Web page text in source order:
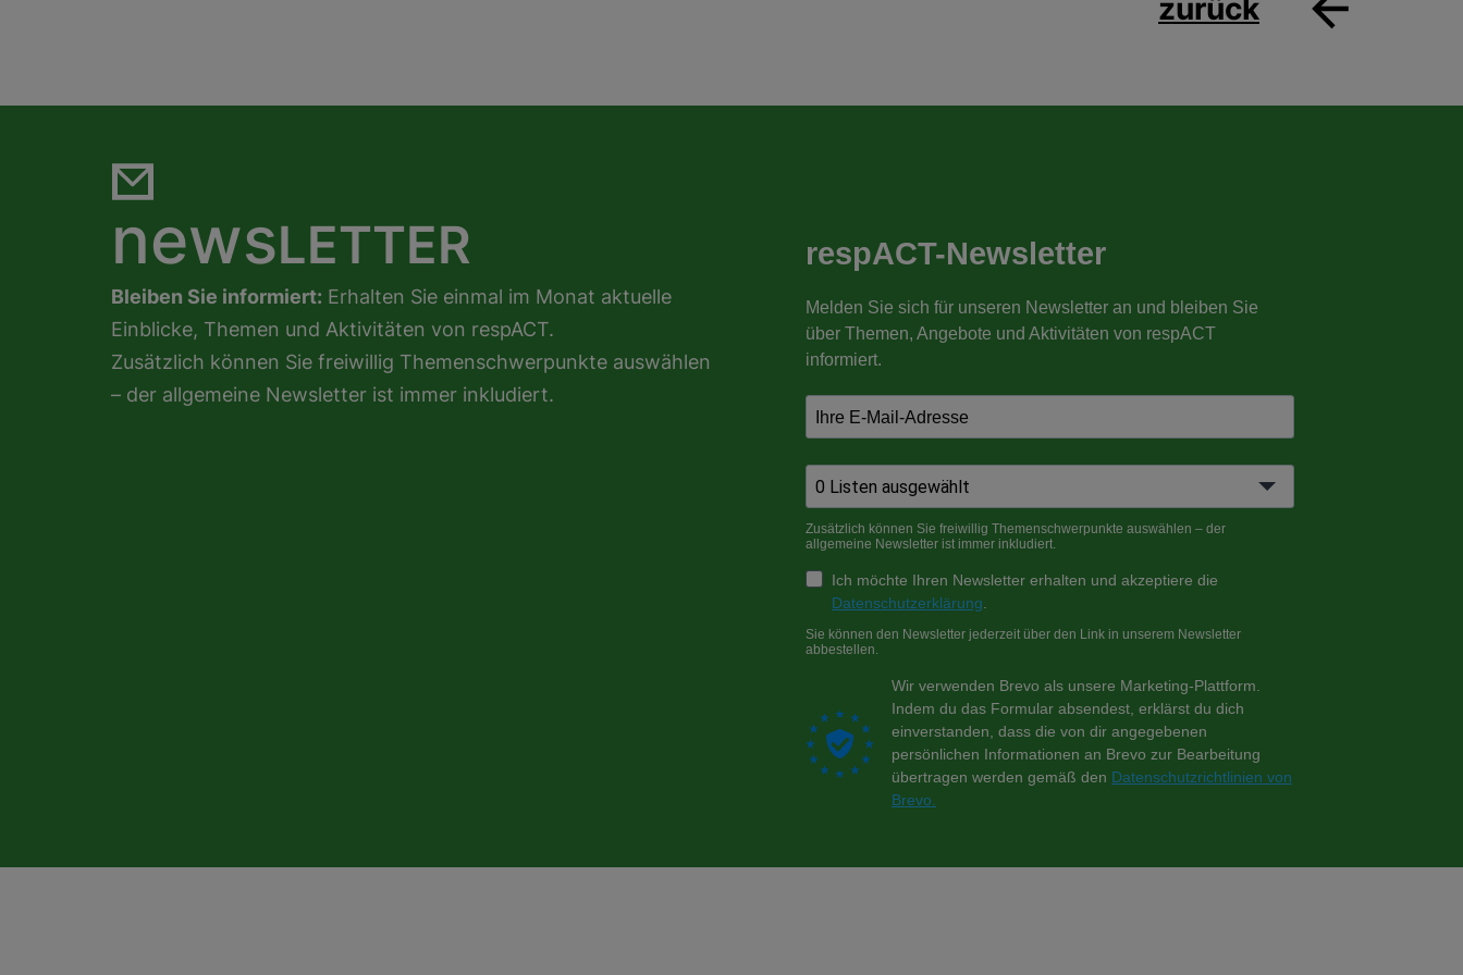
zurück
newsLETTER
Bleiben Sie informiert: Erhalten Sie einmal im Monat aktuelle
Einblicke, Themen und Aktivitäten von respACT.
Zusätzlich können Sie freiwillig Themenschwerpunkte auswählen
– der allgemeine Newsletter ist immer inkludiert.